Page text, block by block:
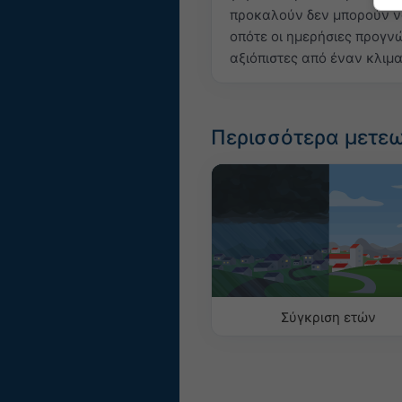
προκαλούν δεν μπορούν
οπότε οι ημερήσιες
αξιόπιστες από έναν
Περισσότερα
Σύγκριση ετών